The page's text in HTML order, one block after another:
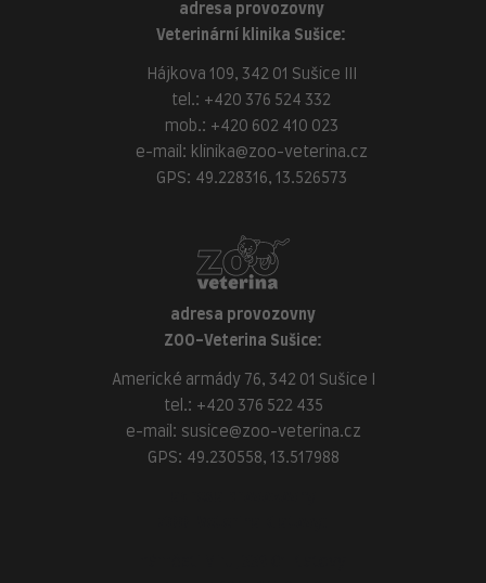
adresa provozovny
Veterinární klinika Sušice:
Hájkova 109, 342 01 Sušice III
tel.: +420 376 524 332
mob.: +420 602 410 023
e-mail: klinika@zoo-veterina.cz
GPS: 49.228316, 13.526573
adresa provozovny
ZOO-Veterina Sušice:
Americké armády 76, 342 01 Sušice I
tel.: +420 376 522 435
e-mail: susice@zoo-veterina.cz
GPS: 49.230558, 13.517988